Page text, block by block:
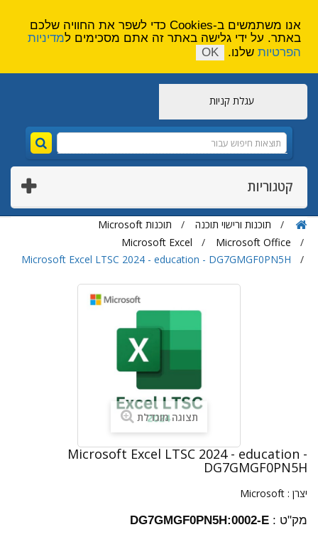
עגלת קניות
קטגוריות
תוכנות ורישוי תוכנה
תוכנות Microsoft
Microsoft Office
Microsoft Excel
Microsoft Excel LTSC 2024 - education - DG7GMGF0PN5H
תצוגה מוגדלת
Microsoft Excel LTSC 2024 - education -
DG7GMGF0PN5H
יצרן : Microsoft
מק"ט : DG7GMGF0PN5H:0002-E
אנו משתמשים ב-Cookies כדי לשפר את החוויה שלכם
באתר. על ידי גלישה באתר זה אתם מסכימים למדיניות
הפרטיות שלנו. OK